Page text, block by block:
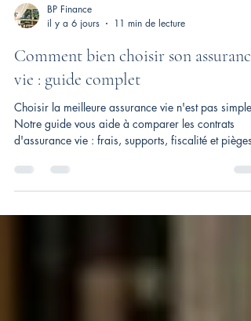
il y a 6 jours
11 min de lecture
Comment bien choisir son assurance
vie : guide complet
Choisir la meilleure assurance vie n'est pas simple.
d'assurance vie : frais, supports, fiscalité et pièges
éviter.